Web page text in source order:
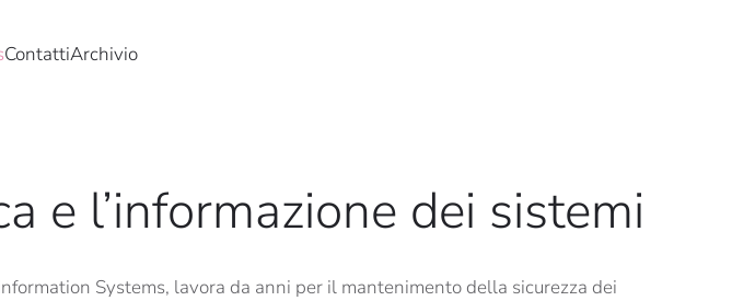
ContattiArchivio
e l’informazione dei sistemi
Systems, lavora da anni per il mantenimento della sicurezza dei